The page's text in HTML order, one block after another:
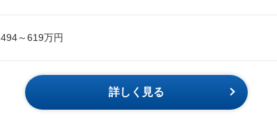
494～619万円
詳しく見る